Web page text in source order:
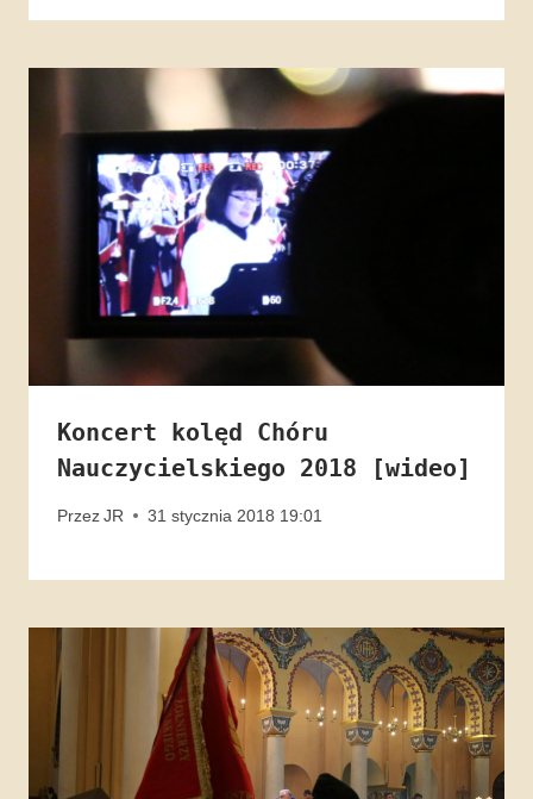
Koncert kolęd Chóru
Nauczycielskiego 2018 [wideo]
PrzezJR 31 stycznia 2018 19:01